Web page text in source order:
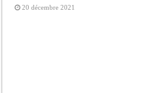
20 décembre 2021